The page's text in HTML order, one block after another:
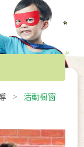
活動櫥窗